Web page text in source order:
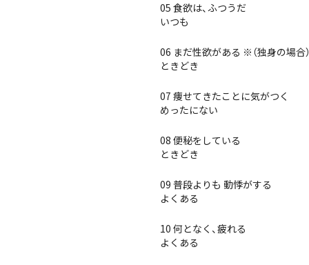
05 食欲は、ふつうだ
いつも
06 まだ性欲がある ※（独身の場合
ときどき
07 痩せてきたことに気がつく
めったにない
08 便秘をしている
ときどき
09 普段よりも 動悸がする
よくある
10 何となく、疲れる
よくある